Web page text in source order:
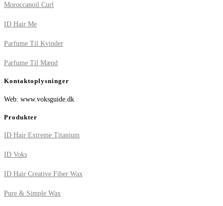
Moroccanoil Curl
ID Hair Me
Parfume Til Kvinder
Parfume Til Mænd
Kontaktoplysninger
Web: www.voksguide.dk
Produkter
ID Hair Extreme Titanium
ID Voks
ID Hair Creative Fiber Wax
Pure & Simple Wax